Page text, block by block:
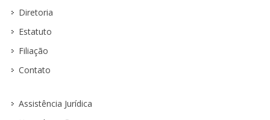
Diretoria
Estatuto
Filiação
Contato
Assistência Jurídica